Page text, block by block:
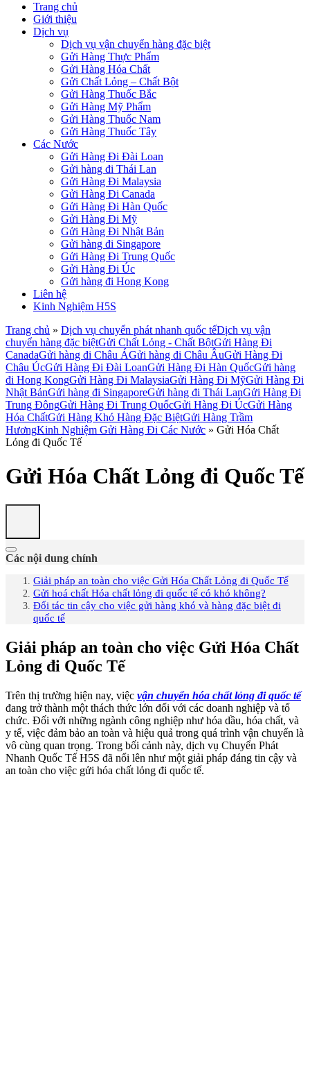
Trang chủ
Giới thiệu
Dịch vụ
Dịch vụ vận chuyển hàng đặc biệt
Gửi Hàng Thực Phẩm
Gửi Hàng Hóa Chất
Gửi Chất Lỏng – Chất Bột
Gửi Hàng Thuốc Bắc
Gửi Hàng Mỹ Phẩm
Gửi Hàng Thuốc Nam
Gửi Hàng Thuốc Tây
Các Nước
Gửi Hàng Đi Đài Loan
Gửi hàng đi Thái Lan
Gửi Hàng Đi Malaysia
Gửi Hàng Đi Canada
Gửi Hàng Đi Hàn Quốc
Gửi Hàng Đi Mỹ
Gửi Hàng Đi Nhật Bản
Gửi hàng đi Singapore
Gửi Hàng Đi Trung Quốc
Gửi Hàng Đi Úc
Gửi hàng đi Hong Kong
Liên hệ
Kinh Nghiệm H5S
Trang chủ » Dịch vụ chuyển phát nhanh quốc tếDịch vụ vận
chuyển hàng đặc biệtGửi Chất Lỏng - Chất BộtGửi Hàng Đi
CanadaGửi hàng đi Châu ÁGửi hàng đi Châu ÂuGửi Hàng Đi
Châu ÚcGửi Hàng Đi Đài LoanGửi Hàng Đi Hàn QuốcGửi hàng
đi Hong KongGửi Hàng Đi MalaysiaGửi Hàng Đi MỹGửi Hàng Đi
Nhật BảnGửi hàng đi SingaporeGửi hàng đi Thái LanGửi Hàng Đi
Trung ĐôngGửi Hàng Đi Trung QuốcGửi Hàng Đi ÚcGửi Hàng
Hóa ChấtGửi Hàng Khó Hàng Đặc BiệtGửi Hàng Trầm
HươngKinh Nghiệm Gửi Hàng Đi Các Nước » Gửi Hóa Chất
Lỏng đi Quốc Tế
Gửi Hóa Chất Lỏng đi Quốc Tế
Các nội dung chính
Giải pháp an toàn cho việc Gửi Hóa Chất Lỏng đi Quốc Tế
Gửi hoá chất Hóa chất lỏng đi quốc tế có khó không?
Đối tác tin cậy cho việc gửi hàng khó và hàng đặc biệt đi
quốc tế
Giải pháp an toàn cho việc Gửi Hóa Chất
Lỏng đi Quốc Tế
Trên thị trường hiện nay, việc vận chuyển hóa chất lỏng đi quốc tế
đang trở thành một thách thức lớn đối với các doanh nghiệp và tổ
chức. Đối với những ngành công nghiệp như hóa dầu, hóa chất, và
y tế, việc đảm bảo an toàn và hiệu quả trong quá trình vận chuyển là
vô cùng quan trọng. Trong bối cảnh này, dịch vụ Chuyển Phát
Nhanh Quốc Tế H5S đã nổi lên như một giải pháp đáng tin cậy và
an toàn cho việc gửi hóa chất lỏng đi quốc tế.